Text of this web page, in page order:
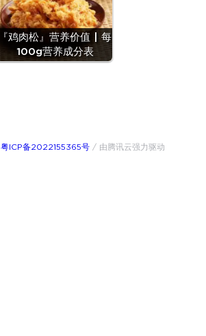
『鸡肉松』营养价值 | 每
100g营养成分表
粤ICP备2022155365号/ 由腾讯云强力驱动